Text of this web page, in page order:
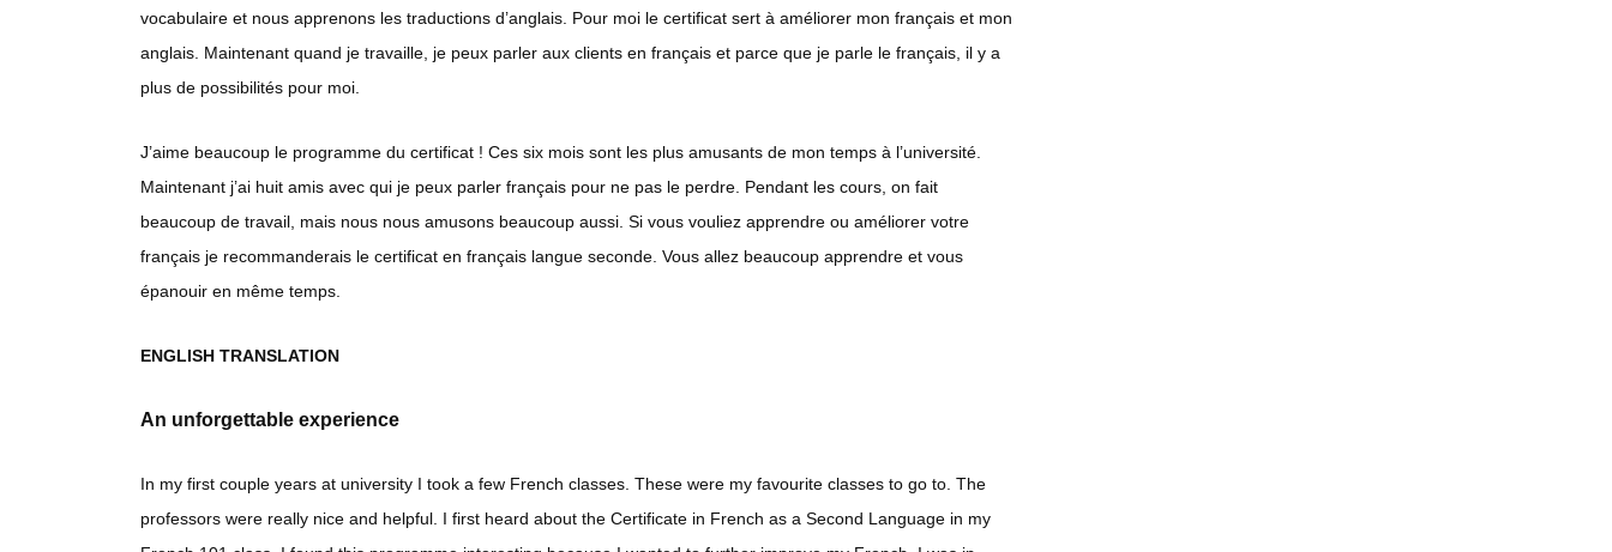
vocabulaire et nous apprenons les traductions d’anglais. Pour moi le certificat sert à améliorer mon français et mon
anglais. Maintenant quand je travaille, je peux parler aux clients en français et parce que je parle le français, il y a
plus de possibilités pour moi.
J’aime beaucoup le programme du certificat ! Ces six mois sont les plus amusants de mon temps à l’université.
Maintenant j’ai huit amis avec qui je peux parler français pour ne pas le perdre. Pendant les cours, on fait
beaucoup de travail, mais nous nous amusons beaucoup aussi. Si vous vouliez apprendre ou améliorer votre
français je recommanderais le certificat en français langue seconde. Vous allez beaucoup apprendre et vous
épanouir en même temps.
ENGLISH TRANSLATION
An unforgettable experience
In my first couple years at university I took a few French classes. These were my favourite classes to go to. The
professors were really nice and helpful. I first heard about the Certificate in French as a Second Language in my